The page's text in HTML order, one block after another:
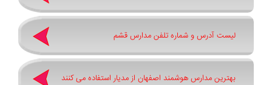
لیست آدرس و شماره تلفن مدارس قشم
بهترین مدارس هوشمند اصفهان از مدیار استفاده می کنند